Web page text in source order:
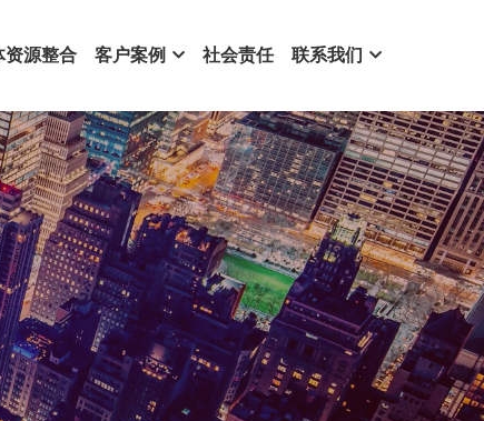
资源整合 客户案例 社会责任 联系我们